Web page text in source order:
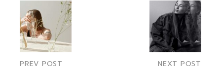
PREV POST NEXT POST